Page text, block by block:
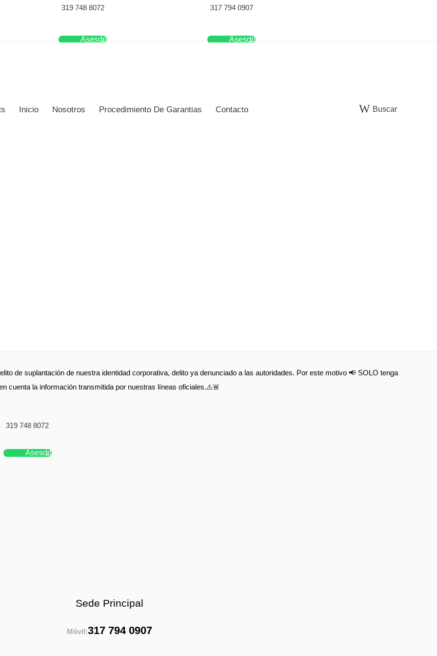
319 748 8072
Asesor
317 794 0907
Asesor
Inicio Nosotros Procedimiento De Garantias Contacto Buscar
de suplantación de nuestra identidad corporativa, delito ya denunciado a las autoridades. Por este motivo 📢 SOLO tenga
cuenta la información transmitida por nuestras líneas oficiales.⚠️🚨
319 748 8072
Asesor
Sede Principal
Móvil:317 794 0907